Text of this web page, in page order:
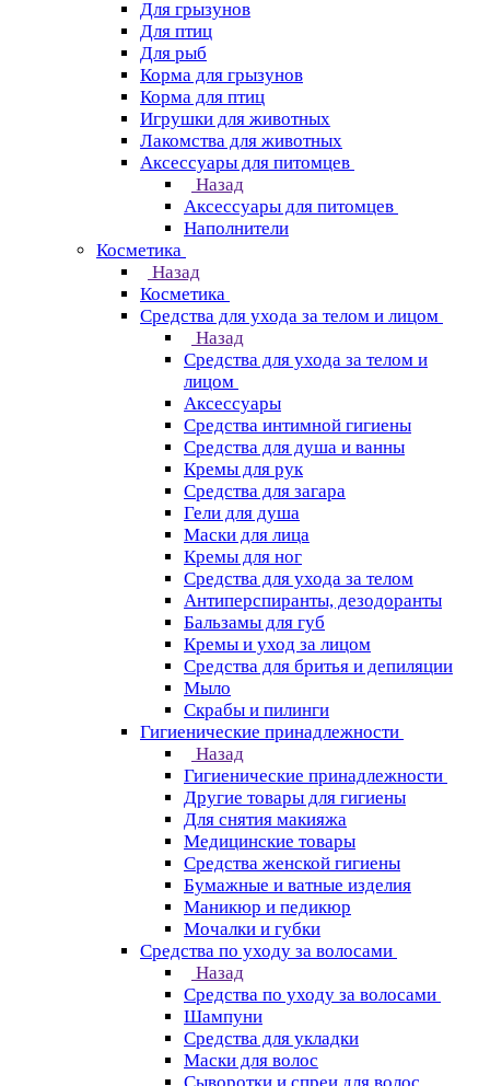
Для грызунов
Для птиц
Для рыб
Корма для грызунов
Корма для птиц
Игрушки для животных
Лакомства для животных
Аксессуары для питомцев
Назад
Аксессуары для питомцев
Наполнители
Косметика
Назад
Косметика
Средства для ухода за телом и лицом
Назад
Средства для ухода за телом и
лицом
Аксессуары
Средства интимной гигиены
Средства для душа и ванны
Кремы для рук
Средства для загара
Гели для душа
Маски для лица
Кремы для ног
Средства для ухода за телом
Антиперспиранты, дезодоранты
Бальзамы для губ
Кремы и уход за лицом
Средства для бритья и депиляции
Мыло
Скрабы и пилинги
Гигиенические принадлежности
Назад
Гигиенические принадлежности
Другие товары для гигиены
Для снятия макияжа
Медицинские товары
Средства женской гигиены
Бумажные и ватные изделия
Маникюр и педикюр
Мочалки и губки
Средства по уходу за волосами
Назад
Средства по уходу за волосами
Шампуни
Средства для укладки
Маски для волос